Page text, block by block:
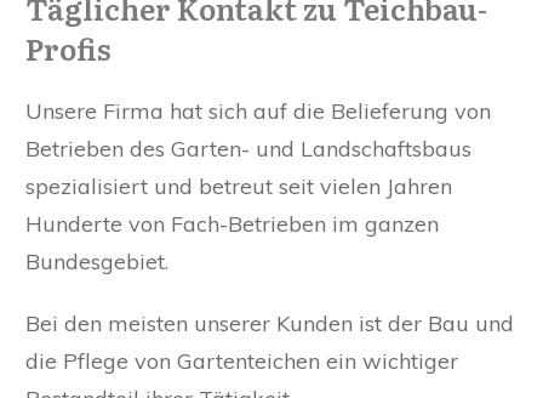
Profis
Unsere Firma hat sich auf die Belieferung von
Betrieben des Garten- und Landschaftsbaus
spezialisiert und betreut seit vielen Jahren
Hunderte von Fach-Betrieben im ganzen
Bundesgebiet.
Bei den meisten unserer Kunden ist der Bau und
die Pflege von Gartenteichen ein wichtiger